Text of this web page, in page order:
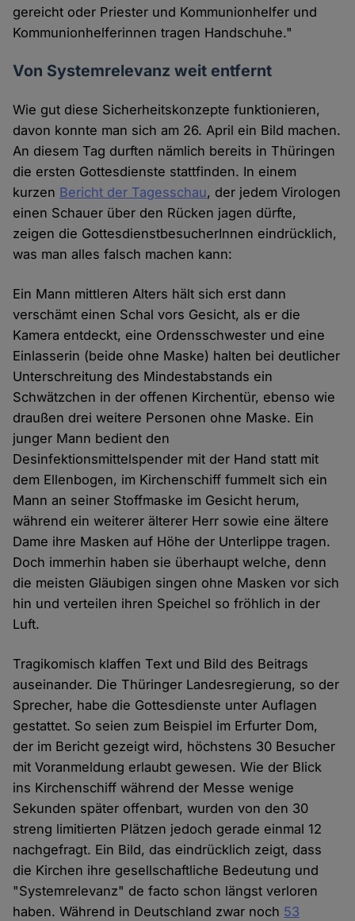
gereicht oder Priester und Kommunionhelfer und
Kommunionhelferinnen tragen Handschuhe."
Von Systemrelevanz weit entfernt
Wie gut diese Sicherheitskonzepte funktionieren,
davon konnte man sich am 26. April ein Bild machen.
An diesem Tag durften nämlich bereits in Thüringen
die ersten Gottesdienste stattfinden. In einem
kurzen Bericht der Tagesschau, der jedem Virologen
einen Schauer über den Rücken jagen dürfte,
zeigen die GottesdienstbesucherInnen eindrücklich,
was man alles falsch machen kann:
Ein Mann mittleren Alters hält sich erst dann
verschämt einen Schal vors Gesicht, als er die
Kamera entdeckt, eine Ordensschwester und eine
Einlasserin (beide ohne Maske) halten bei deutlicher
Unterschreitung des Mindestabstands ein
Schwätzchen in der offenen Kirchentür, ebenso wie
draußen drei weitere Personen ohne Maske. Ein
junger Mann bedient den
Desinfektionsmittelspender mit der Hand statt mit
dem Ellenbogen, im Kirchenschiff fummelt sich ein
Mann an seiner Stoffmaske im Gesicht herum,
während ein weiterer älterer Herr sowie eine ältere
Dame ihre Masken auf Höhe der Unterlippe tragen.
Doch immerhin haben sie überhaupt welche, denn
die meisten Gläubigen singen ohne Masken vor sich
hin und verteilen ihren Speichel so fröhlich in der
Luft.
Tragikomisch klaffen Text und Bild des Beitrags
auseinander. Die Thüringer Landesregierung, so der
Sprecher, habe die Gottesdienste unter Auflagen
gestattet. So seien zum Beispiel im Erfurter Dom,
der im Bericht gezeigt wird, höchstens 30 Besucher
mit Voranmeldung erlaubt gewesen. Wie der Blick
ins Kirchenschiff während der Messe wenige
Sekunden später offenbart, wurden von den 30
streng limitierten Plätzen jedoch gerade einmal 12
nachgefragt. Ein Bild, das eindrücklich zeigt, dass
die Kirchen ihre gesellschaftliche Bedeutung und
"Systemrelevanz" de facto schon längst verloren
haben. Während in Deutschland zwar noch 53